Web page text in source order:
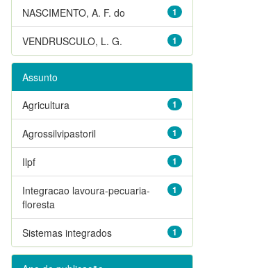
1
NASCIMENTO, A. F. do
1
VENDRUSCULO, L. G.
Assunto
1
Agricultura
1
Agrossilvipastoril
1
Ilpf
1
Integracao lavoura-pecuaria-
floresta
1
Sistemas integrados